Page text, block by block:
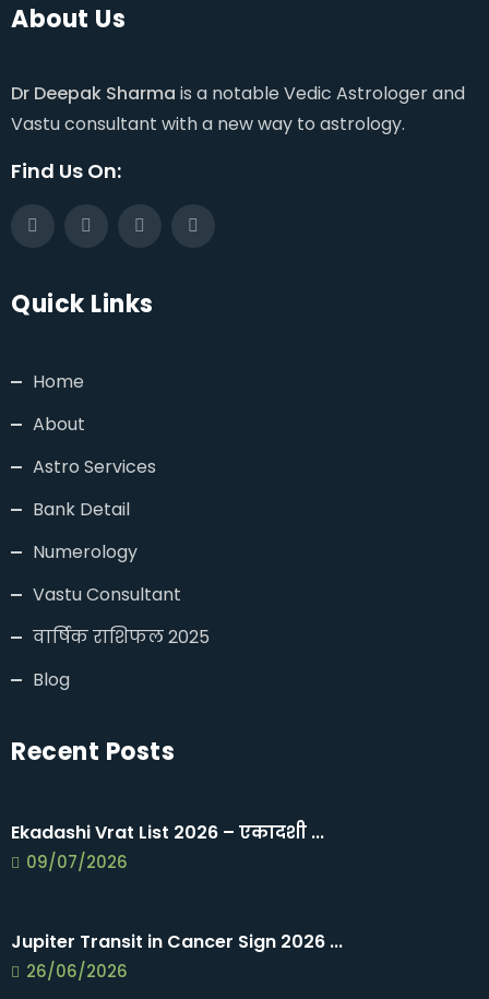
About Us
Dr Deepak Sharma is a notable Vedic Astrologer and
Vastu consultant with a new way to astrology.
Find Us On:
Quick Links
Home
About
Astro Services
Bank Detail
Numerology
Vastu Consultant
वार्षिक राशिफल 2025
Blog
Recent Posts
Ekadashi Vrat List 2026 – एकादशी ...
09/07/2026
Jupiter Transit in Cancer Sign 2026 ...
26/06/2026